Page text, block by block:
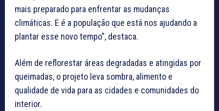
mais preparado para enfrentar as mudanças
climáticas. E é a população que está nos ajudando a
plantar esse novo tempo”, destaca.
Além de reflorestar áreas degradadas e atingidas por
queimadas, o projeto leva sombra, alimento e
qualidade de vida para as cidades e comunidades do
interior.